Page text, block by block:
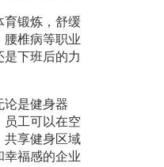
育锻炼，舒缓
腰椎病等职业
下班后的力
论是健身器
员工可以在空
共享健身区域
幸福感的企业